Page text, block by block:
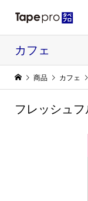
カフェ
商品 カフェ
フレッシュ